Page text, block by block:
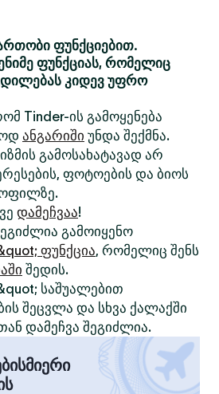
ფუნქციებით.
ფუნქციას, რომელიც
კიდევ უფრო
Tinder-ის გამოყენება
ანგარიში უნდა შექმნა.
გამოსახატავად არ
ფოტოების და ბიოს
დამეჩვაა!
გამოიყენო
ფუნქცია, რომელიც შენს
შედის.
საშუალებით
შეცვლა და სხვა ქალაქში
დამეჩვა შეგიძლია.